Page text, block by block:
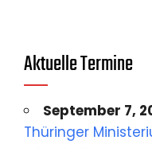
Aktuelle Termine
September 7,
Thüringer